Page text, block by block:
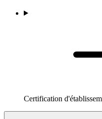
Certification